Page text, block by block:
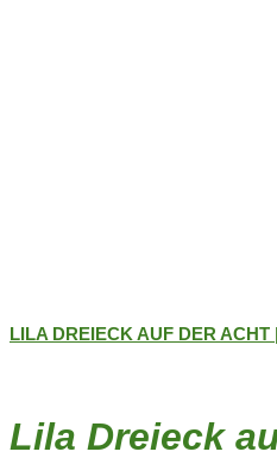
LILA DREIECK AUF DER
Lila Dreieck